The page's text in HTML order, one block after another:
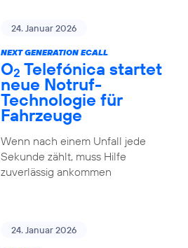
24. Januar 2026
NEXT GENERATION ECALL
O2 Telefónica startet
neue Notruf-
Technologie für
Fahrzeuge
Wenn nach einem Unfall jede
Sekunde zählt, muss Hilfe
zuverlässig ankommen
24. Januar 2026